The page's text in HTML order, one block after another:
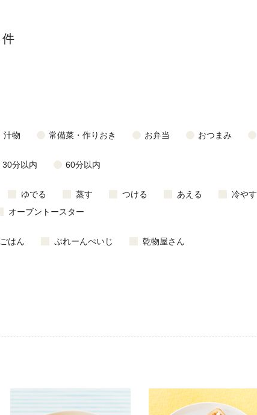
件
汁物 常備菜・作りおき お弁当 おつまみ
30分以内 60分以内
ゆでる 蒸す つける あえる
冷やす
オーブントースター
はん ぷれーんぺいじ 乾物屋さん